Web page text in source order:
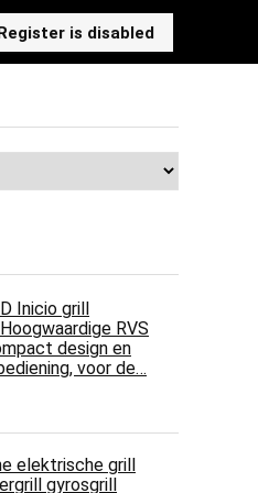
is disabled
Inicio grill
RVS
design en
voor de…
elektrische grill
gyrosgrill